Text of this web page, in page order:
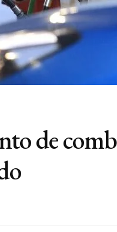
de